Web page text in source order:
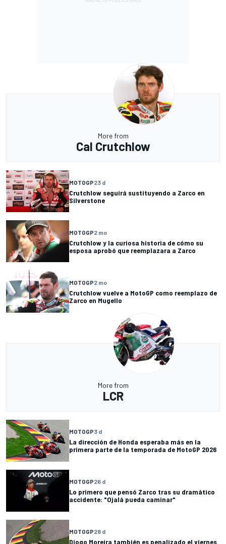
More from
Cal Crutchlow
MOTOGP23 d
Crutchlow seguirá sustituyendo a Zarco en
Silverstone
MOTOGP2 mo
Crutchlow y la curiosa historia de cómo su
esposa aprobó que reemplazara a Zarco
MOTOGP2 mo
Crutchlow vuelve a MotoGP como reemplazo de
Zarco en Mugello
More from
LCR
MOTOGP3 d
La dirección de Honda esperaba más en la
primera parte de la temporada de MotoGP 2026
MOTOGP26 d
Lo primero que pensó Zarco tras su dramático
accidente: "Ojalá pueda caminar"
MOTOGP28 d
Diogo Moreira también es penalizado el viernes